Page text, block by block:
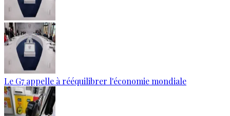
Le G7 appelle à rééquilibrer l'économie mondiale